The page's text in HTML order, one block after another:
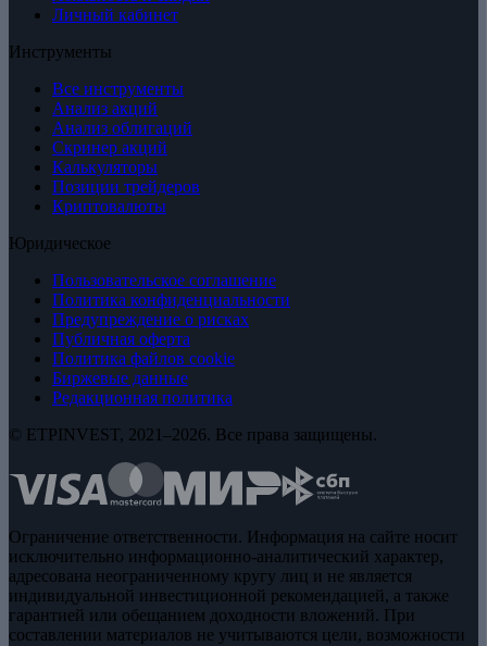
Личный кабинет
Инструменты
Все инструменты
Анализ акций
Анализ облигаций
Скринер акций
Калькуляторы
Позиции трейдеров
Криптовалюты
Юридическое
Пользовательское соглашение
Политика конфиденциальности
Предупреждение о рисках
Публичная оферта
Политика файлов cookie
Биржевые данные
Редакционная политика
© ETPINVEST, 2021–2026. Все права защищены.
Ограничение ответственности. Информация на сайте носит
исключительно информационно-аналитический характер,
адресована неограниченному кругу лиц и не является
индивидуальной инвестиционной рекомендацией, а также
гарантией или обещанием доходности вложений. При
составлении материалов не учитываются цели, возможности